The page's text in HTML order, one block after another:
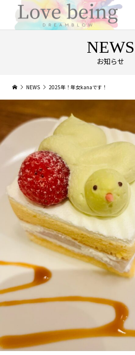
NEWS
お知らせ
NEWS 2025年！年女kanaです！